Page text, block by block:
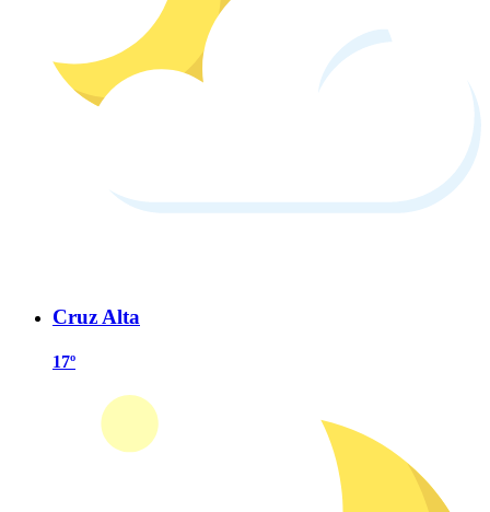
Cruz Alta
17º